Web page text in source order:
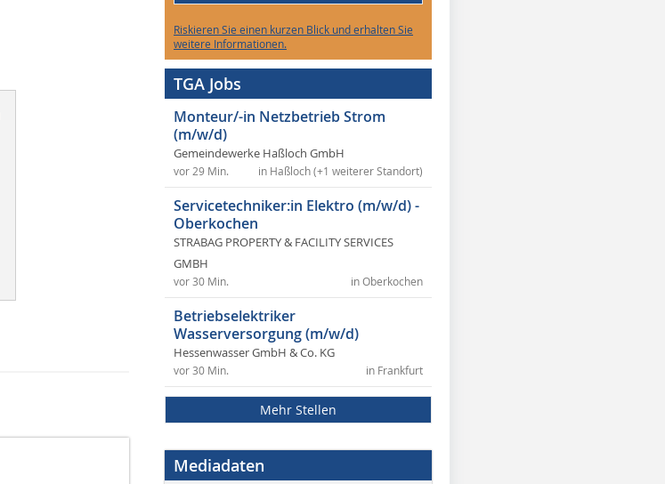
Riskieren Sie einen kurzen Blick und erhalten Sie
weitere Informationen.
TGA Jobs
Monteur/-in Netzbetrieb Strom
(m/w/d)
Gemeindewerke Haßloch GmbH
in Haßloch (+1 weiterer Standort)
vor 29 Min.
Servicetechniker:in Elektro (m/w/d) -
Oberkochen
STRABAG PROPERTY & FACILITY SERVICES
GMBH
in Oberkochen
vor 30 Min.
Betriebselektriker
Wasserversorgung (m/w/d)
Hessenwasser GmbH & Co. KG
in Frankfurt
vor 30 Min.
Mehr Stellen
Mediadaten